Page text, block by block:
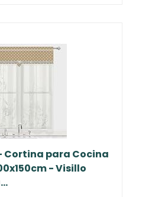
Cortina para Cocina
- Visillo